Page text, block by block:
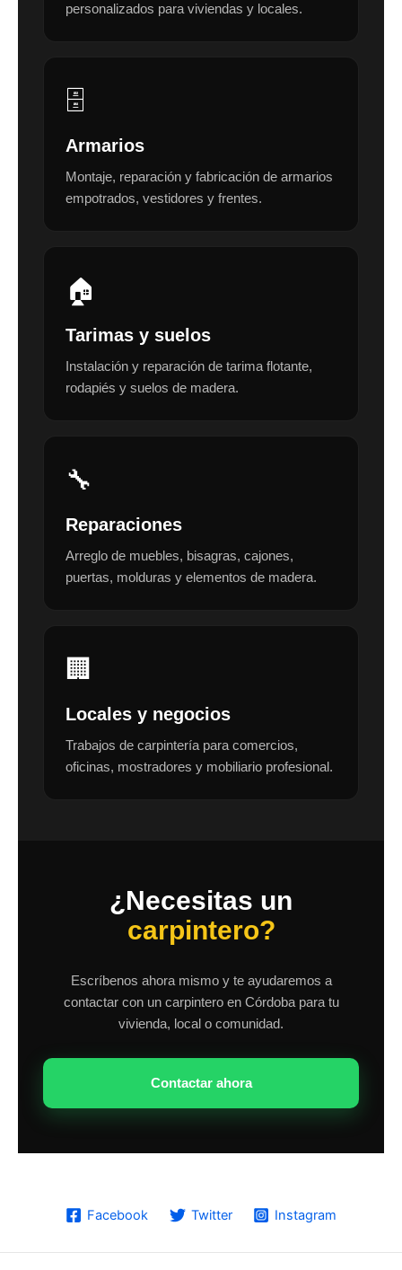
personalizados para viviendas y locales.
🗄️
Armarios
Montaje, reparación y fabricación de armarios
empotrados, vestidores y frentes.
🏠
Tarimas y suelos
Instalación y reparación de tarima flotante,
rodapiés y suelos de madera.
🔧
Reparaciones
Arreglo de muebles, bisagras, cajones,
puertas, molduras y elementos de madera.
🏢
Locales y negocios
Trabajos de carpintería para comercios,
oficinas, mostradores y mobiliario profesional.
¿Necesitas un
carpintero?
Escríbenos ahora mismo y te ayudaremos a
contactar con un carpintero en Córdoba para tu
vivienda, local o comunidad.
Contactar ahora
Facebook Twitter Instagram